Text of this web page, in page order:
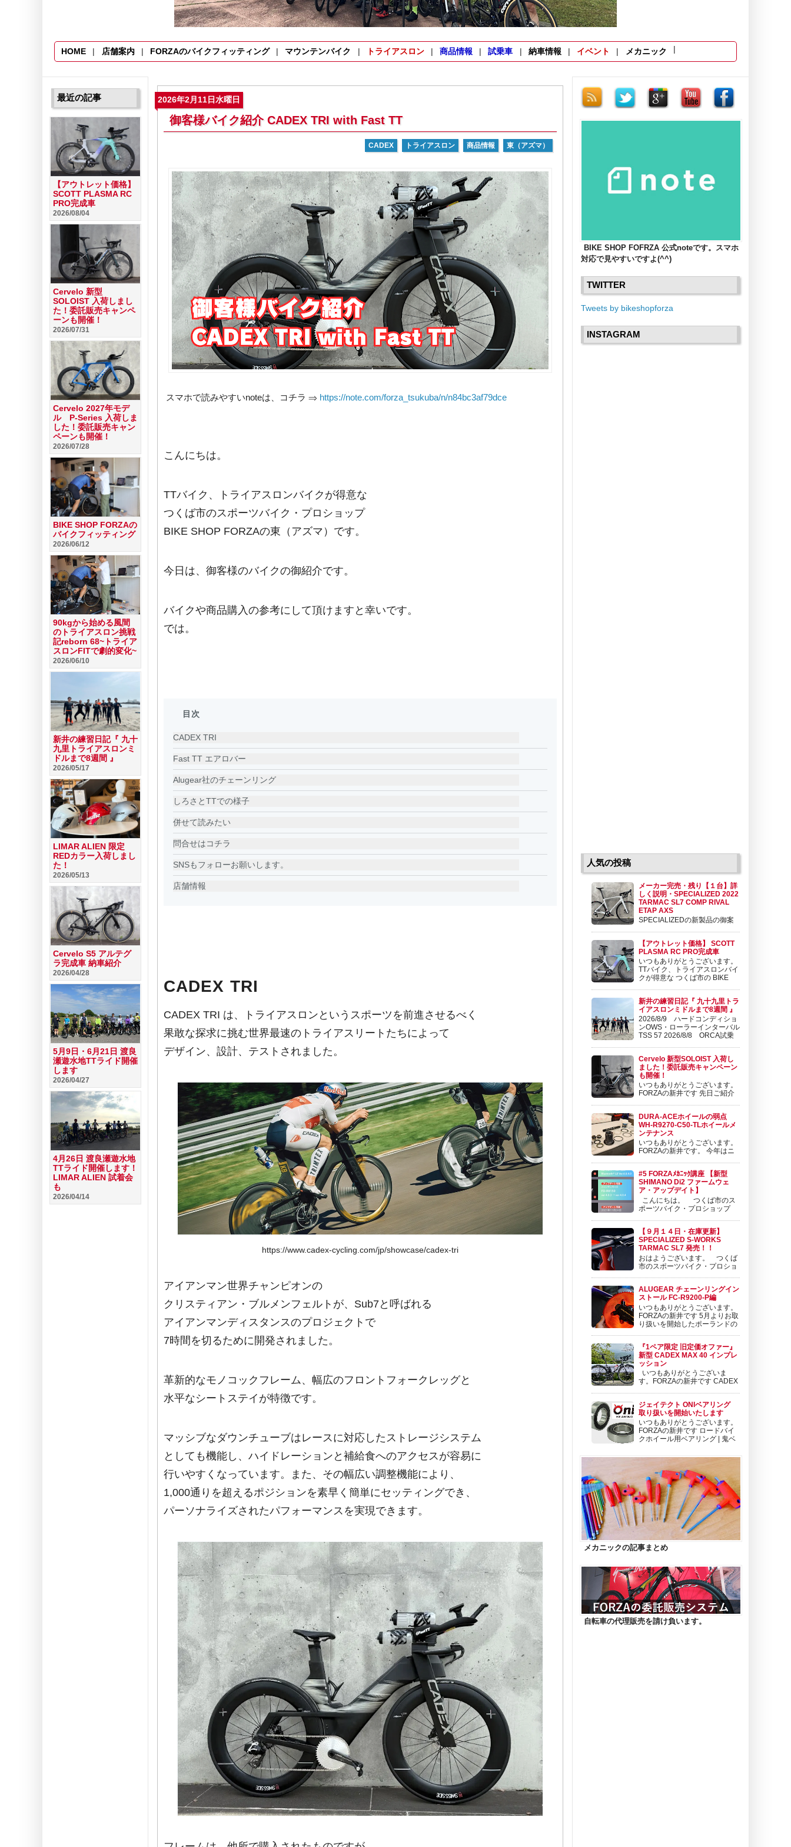
HOME 店舗案内 FORZAのバイクフィッティング マウンテンバイク トライアスロン 商品情報 試乗車 納車情報 イベント メカニック
2026年2月11日水曜日
御客様バイク紹介 CADEX TRI with Fast TT
CADEX トライアスロン 商品情報 東（アズマ）
スマホで読みやすいnoteは、コチラ ⇒ https://note.com/forza_tsukuba/n/n84bc3af79dce
こんにちは。
TTバイク、トライアスロンバイクが得意な
つくば市のスポーツバイク・プロショップ
BIKE SHOP FORZAの東（アズマ）です。
今日は、御客様のバイクの御紹介です。
バイクや商品購入の参考にして頂けますと幸いです。
では。
目次
CADEX TRI
Fast TT エアロバー
Alugear社のチェーンリング
しろさとTTでの様子
併せて読みたい
問合せはコチラ
SNSもフォローお願いします。
店舗情報
CADEX TRI
CADEX TRI は、トライアスロンというスポーツを前進させるべく
果敢な探求に挑む世界最速のトライアスリートたちによって
デザイン、設計、テストされました。
https://www.cadex-cycling.com/jp/showcase/cadex-tri
アイアンマン世界チャンピオンの
クリスティアン・ブルメンフェルトが、Sub7と呼ばれる
アイアンマンディスタンスのプロジェクトで
7時間を切るために開発されました。
革新的なモノコックフレーム、幅広のフロントフォークレッグと
水平なシートステイが特徴です。
マッシブなダウンチューブはレースに対応したストレージシステム
としても機能し、ハイドレーションと補給食へのアクセスが容易に
行いやすくなっています。また、その幅広い調整機能により、
1,000通りを超えるポジションを素早く簡単にセッティングでき、
パーソナライズされたパフォーマンスを実現できます。
最近の記事
【アウトレット価格】
SCOTT PLASMA RC
PRO完成車
2026/08/04
Cervelo 新型
SOLOIST 入荷しまし
た！委託販売キャンペ
ーンも開催！
2026/07/31
Cervelo 2027年モデ
ル P-Series 入荷しま
した！委託販売キャン
ペーンも開催！
2026/07/28
BIKE SHOP FORZAの
バイクフィッティング
2026/06/12
90kgから始める風間
のトライアスロン挑戦
記reborn 68~トライア
スロンFITで劇的変化~
2026/06/10
新井の練習日記『 九十
九里トライアスロンミ
ドルまで8週間 』
2026/05/17
LIMAR ALIEN 限定
REDカラー入荷しまし
た！
2026/05/13
Cervelo S5 アルテグ
ラ完成車 納車紹介
2026/04/28
5月9日・6月21日 渡良
瀬遊水地TTライド開催
します
2026/04/27
4月26日 渡良瀬遊水地
TTライド開催します！
LIMAR ALIEN 試着会
も
2026/04/14
BIKE SHOP FOFRZA 公式noteです。スマホ
対応で見やすいですよ(^^)
TWITTER
Tweets by bikeshopforza
INSTAGRAM
人気の投稿
メーカー完売・残り【１台】詳
しく説明・SPECIALIZED 2022
TARMAC SL7 COMP RIVAL
ETAP AXS
SPECIALIZEDの新製品の御案
￥517,000 (税込) こんにちは。 FORZAの東
です。 SRAM から、 廉価版のeTAPコンポー
ネンツ RIVAL ...
【アウトレット価格】 SCOTT
PLASMA RC PRO完成車
いつもありがとうございます。
TTバイク、トライアスロンバイ
クが得意な つくば市の BIKE
ンドSCOTT（スコット） ロードバイク、マウ
ンテンバイクで先鋭的な。 尖ったバイクを世
に送り続けるブランド...
新井の練習日記『 九十九里トラ
イアスロンミドルまで8週間 』
2026/8/9 ハードコンディショ
ンOWS・ローラーインターバル
TSS 57 2026/8/8 ORCA試乗
34km TSS 80 2026/8/4 ローラー40分
TSS 68 ...
Cervelo 新型SOLOIST 入荷し
ました！委託販売キャンペーン
も開催！
いつもありがとうございます。
FORZAの新井です 先日ご紹介
た。 SOLOIST | Cervélo 日本公式サイト
www.cog.inc 軽量化と空力向上を果たした新型
Soloistの5つ...
DURA-ACEホイールの弱点
WH-R9270-C50-TLホイールメ
ンテナンス
いつもありがとうございます。
FORZAの新井です。 今年はニ
おります。 練習日記も更新しておりますので
ぜひチェック頂けますと幸いです😊 新井の練
習日記『 9/10 ローラー1時間 TSS 50
ORBEA ...
#5 FORZAﾒｶﾆｯｸ講座 【新型
SHIMANO Di2 ファームウェ
ア・アップデイト】
こんにちは。 つくば市のス
ポーツバイク・プロショップ
ク＆バイクフィッターです。 今日は、新型
SHIMANO Di2 DuraAce Di2 ＆ Ultegra Di2 の
ファームウェア...
【９月１４日・在庫更新】
SPECIALIZED S-WORKS
TARMAC SL7 発売！！
おはようございます。 つくば
市のスポーツバイク・プロショ
SPECIALIZED TARMAC SL7 詳細の情報を御
案内させて頂きます。 目次 １ ラインナップ
と価格 ２ ...
ALUGEAR チェーンリングイン
ストール FC-R9200-P編
いつもありがとうございます。
FORZAの新井です 5月よりお取
り扱いを開始したポーランドの
りがとうございます！ カッコイイですよねぇ
😊クランクはコンポーネントの顔。自転車の
印象もガラッと変えることができます。 ...
『1ペア限定 旧定価オファー』
新型 CADEX MAX 40 インプレ
ッション
いつもありがとうございま
す。FORZAの新井です CADEX
します。 目次 前置き インプレッション ライダ
ー・バイク情報 剛性について フロントホイー
ルについて フロントホイールのフランジ幅に
つい...
ジェイテクト ONIベアリング
取り扱いを開始いたします
いつもありがとうございます。
FORZAの新井です ロードバイ
クホイール用ベアリング | 鬼ベ
ト 鬼ベアリングは極限のスピードを求めて開
発されたロードバイクホイール用ベアリングで
す。ロードバイクホイール用ベアリングとして
koyo.jtekt.co....
メカニックの記事まとめ
自転車の代理販売を請け負います。